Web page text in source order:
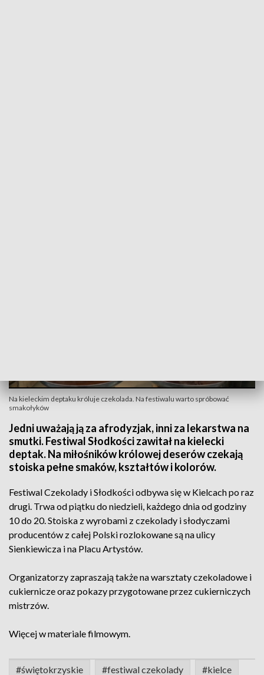
Na kieleckim deptaku króluje czekolada. Na festiwalu warto spróbować
smakołyków
Jedni uważają ją za afrodyzjak, inni za lekarstwa na
smutki. Festiwal Słodkości zawitał na kielecki
deptak. Na miłośników królowej deserów czekają
stoiska pełne smaków, kształtów i kolorów.
Festiwal Czekolady i Słodkości odbywa się w Kielcach po raz
drugi. Trwa od piątku do niedzieli, każdego dnia od godziny
10 do 20. Stoiska z wyrobami z czekolady i słodyczami
producentów z całej Polski rozlokowane są na ulicy
Sienkiewicza i na Placu Artystów.
Organizatorzy zapraszają także na warsztaty czekoladowe i
cukiernicze oraz pokazy przygotowane przez cukierniczych
mistrzów.
Więcej w materiale filmowym.
#świętokrzyskie #festiwal czekolady #kielce